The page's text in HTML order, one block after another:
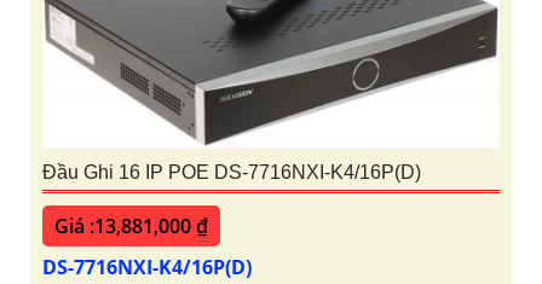
Đầu Ghi 16 IP POE DS-7716NXI-K4/16P(D)
Giá :13,881,000 ₫
DS-7716NXI-K4/16P(D)